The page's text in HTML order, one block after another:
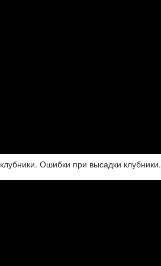
Ошибки при высадки клубники.